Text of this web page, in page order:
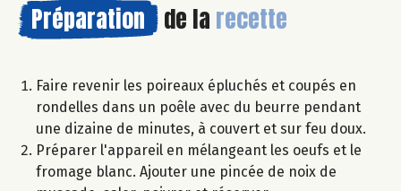
Préparation de la recette
Faire revenir les poireaux épluchés et coupés en
rondelles dans un poêle avec du beurre pendant
une dizaine de minutes, à couvert et sur feu doux.
Préparer l'appareil en mélangeant les oeufs et le
fromage blanc. Ajouter une pincée de noix de